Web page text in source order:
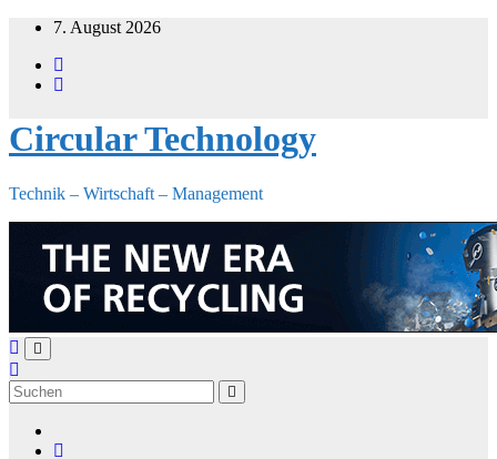
Zum
springen
7. August 2026
Circular Technology
Technik – Wirtschaft – Management